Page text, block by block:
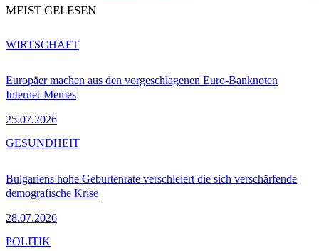
MEIST GELESEN
Europäer machen aus den vorgeschlagenen Euro-Banknoten
Internet-Memes
25.07.2026
WIRTSCHAFT
Bulgariens hohe Geburtenrate verschleiert die sich verschärfende
demografische Krise
28.07.2026
GESUNDHEIT
POLITIK